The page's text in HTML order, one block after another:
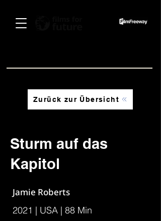
Zurück zur Übersicht
Sturm auf das
Kapitol
Jamie Roberts
2021 | USA | 88 Min